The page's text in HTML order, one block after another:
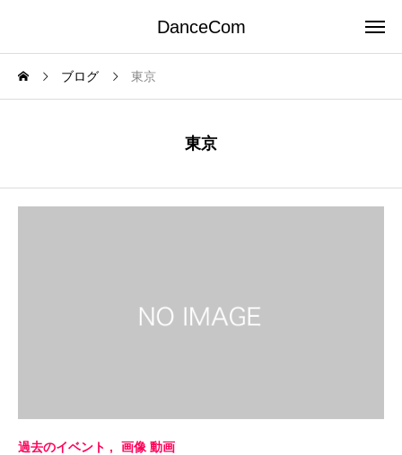
DanceCom
ブログ 東京
東京
過去のイベント 画像 動画